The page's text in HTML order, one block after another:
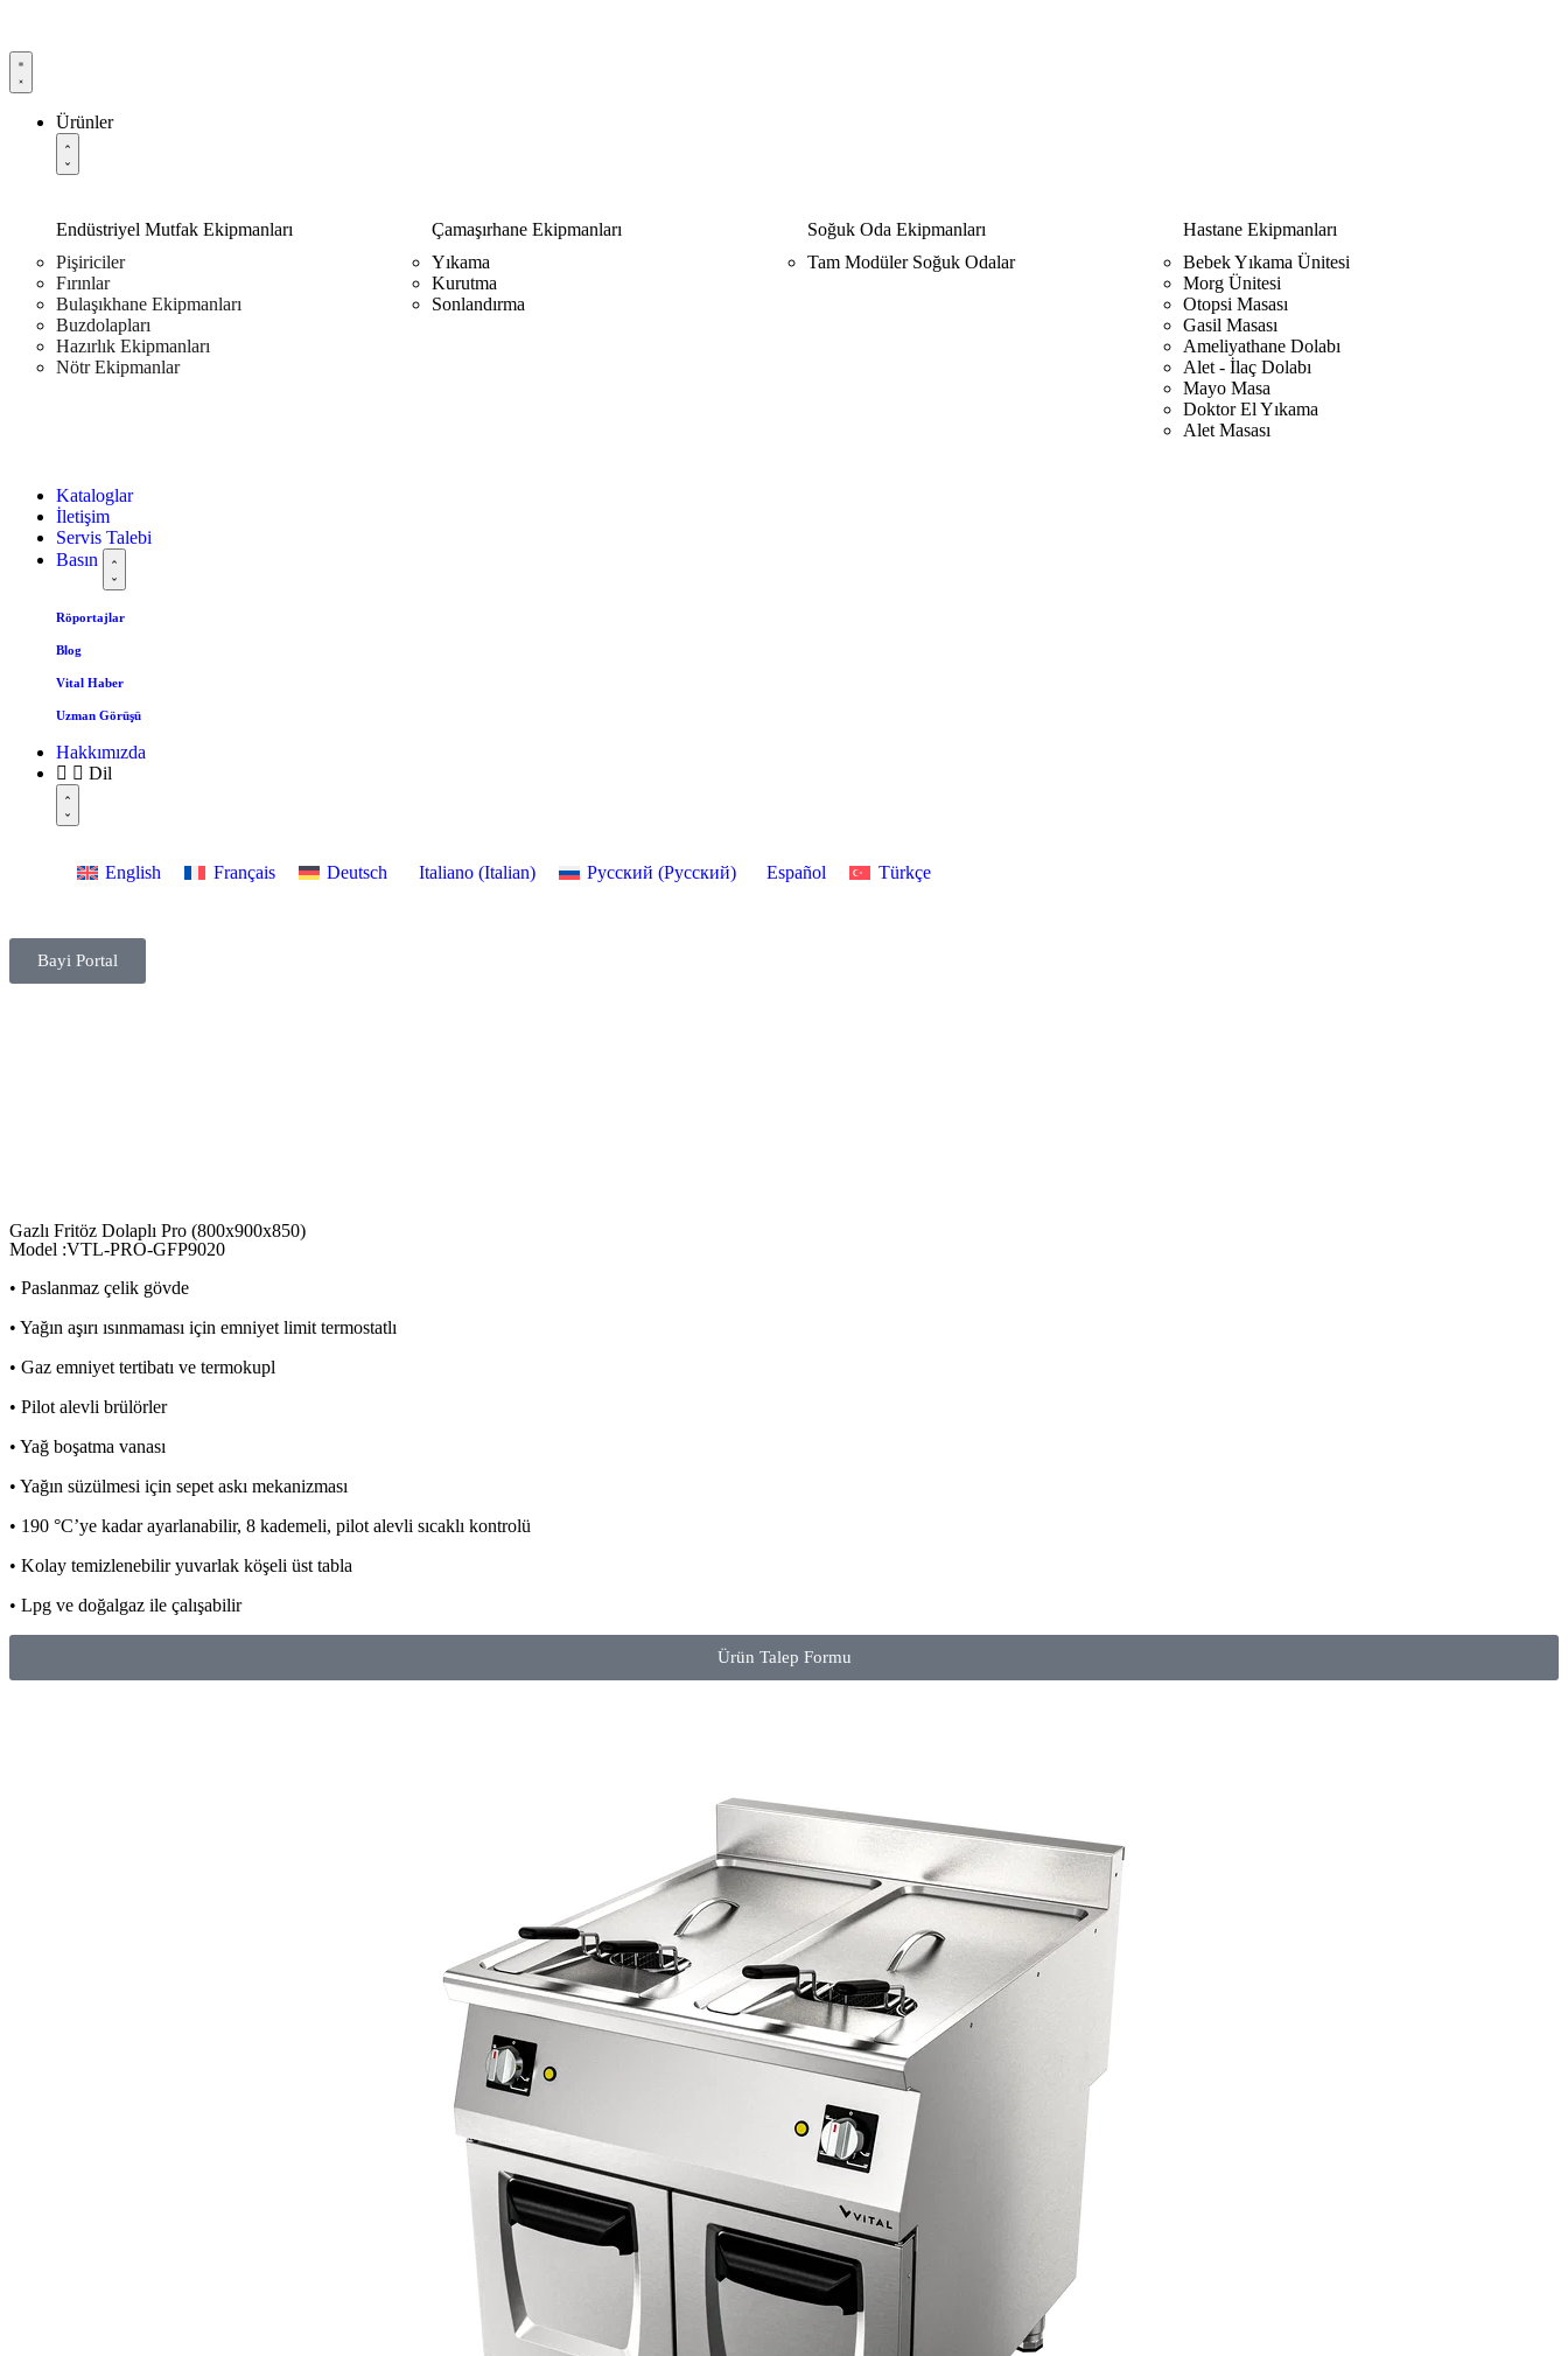
Ürünler
Endüstriyel Mutfak Ekipmanları
Pişiriciler
Fırınlar
Bulaşıkhane Ekipmanları
Buzdolapları
Hazırlık Ekipmanları
Nötr Ekipmanlar
Çamaşırhane Ekipmanları
Yıkama
Kurutma
Sonlandırma
Soğuk Oda Ekipmanları
Tam Modüler Soğuk Odalar
Hastane Ekipmanları
Bebek Yıkama Ünitesi
Morg Ünitesi
Otopsi Masası
Gasil Masası
Ameliyathane Dolabı
Alet - İlaç Dolabı
Mayo Masa
Doktor El Yıkama
Alet Masası
Kataloglar
İletişim
Servis Talebi
Basın
Röportajlar
Blog
Vital Haber
Uzman Görüşü
Hakkımızda
Dil
English Français Deutsch Italiano(Italian) Русский (Pусский) Español Türkçe
Bayi Portal
Gazlı Fritöz Dolaplı Pro (800x900x850)
Model :VTL-PRO-GFP9020
• Paslanmaz çelik gövde
• Yağın aşırı ısınmaması için emniyet limit termostatlı
• Gaz emniyet tertibatı ve termokupl
• Pilot alevli brülörler
• Yağ boşatma vanası
• Yağın süzülmesi için sepet askı mekanizması
• 190 °C’ye kadar ayarlanabilir, 8 kademeli, pilot alevli sıcaklı kontrolü
• Kolay temizlenebilir yuvarlak köşeli üst tabla
• Lpg ve doğalgaz ile çalışabilir
Ürün Talep Formu